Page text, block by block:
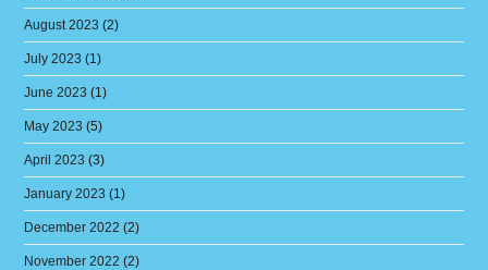
August 2023 (2)
July 2023 (1)
June 2023 (1)
May 2023 (5)
April 2023 (3)
January 2023 (1)
December 2022 (2)
November 2022 (2)